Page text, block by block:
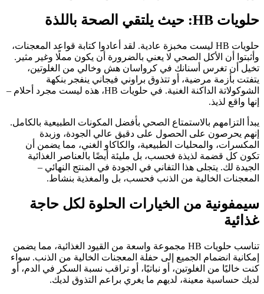
حلويات HB: حيث يلتقي الصحة باللذة
حلويات HB ليست مخبزة عادية. لقد أعادوا كتابة قواعد المعجنات،
وأثبتوا أن الأكل الصحي لا يعني بالضرورة أن يكون مملًا وغير مثير.
تخيل أن تغرس أسنانك في كرواسان هش وخالي من الغلوتين،
يتفتت بأزمة مرضية، أو تتذوق براوني فيجاني ينفجر بنكهة
الشوكولاتة الداكنة الغنية. في حلويات HB، هذه ليست مجرد أحلام –
إنها واقع لذيذ.
يبدأ التزامهم بالاستمتاع الصحي بأفضل المكونات الطبيعية بالكامل.
إنهم يحرصون على الحصول على دقيق عالي الجودة، وزبدة
المكسرات، والمحليات الطبيعية، والكاكاو الغني، مما يضمن أن
تكون كل قضمة لذيذة فحسب، بل مليئة أيضًا بالعناصر الغذائية
الجيدة لك. يتجلى هذا التفاني في الجودة في المنتج النهائي –
المعجنات الخالية من الذنب فحسب، بل والمغذية بنشاط.
سيمفونية من الخيارات الحلوة لكل حاجة
غذائية
تناسب حلويات HB مجموعة واسعة من القيود الغذائية، مما يضمن
إمكانية انضمام الجميع إلى حفلة المعجنات الخالية من الذنب. سواء
كنت خاليًا من الغلوتين، أو نباتيًا، أو تراقب نسبة السكر في الدم، أو
لديك حساسية معينة، لديهم ما يغري براعم التذوق لديك.